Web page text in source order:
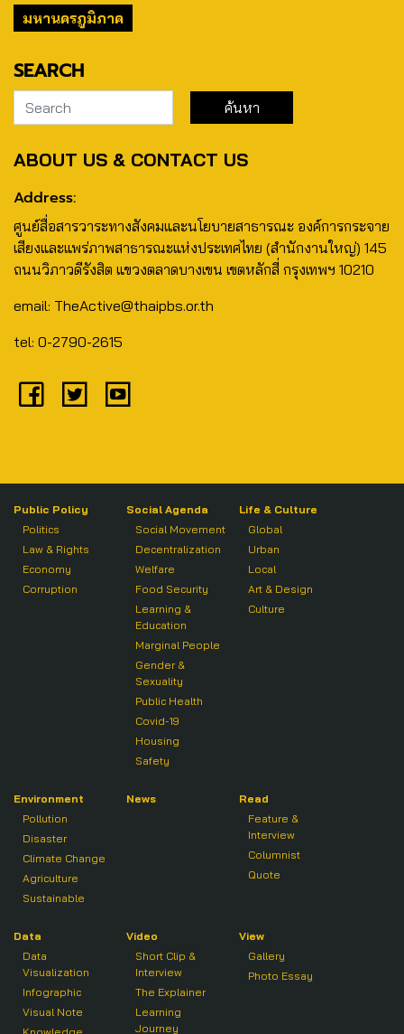
มหานครภูมิภาค
SEARCH
ABOUT US & CONTACT US
Address:
ศูนย์สื่อสารวาระทางสังคมและนโยบายสาธารณะ องค์การกระจาย
เสียงและแพร่ภาพสาธารณะแห่งประเทศไทย (สำนักงานใหญ่) 145
ถนนวิภาวดีรังสิต แขวงตลาดบางเขน เขตหลักสี่ กรุงเทพฯ 10210
email: TheActive@thaipbs.or.th
tel: 0-2790-2615
Public Policy
Politics
Law & Rights
Economy
Corruption
Social Agenda
Social Movement
Decentralization
Welfare
Food Security
Learning &
Education
Marginal People
Gender &
Sexuality
Public Health
Covid-19
Housing
Safety
Life & Culture
Global
Urban
Local
Art & Design
Culture
Environment
Pollution
Disaster
Climate Change
Agriculture
Sustainable
News
Read
Feature &
Interview
Columnist
Quote
Data
Data
Visualization
Infographic
Visual Note
Video
Short Clip &
Interview
The Explainer
Learning
Journey
View
Gallery
Photo Essay